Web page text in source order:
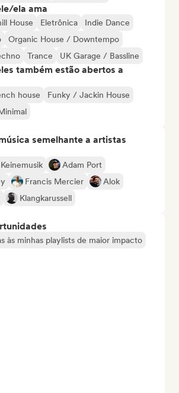
ela ama
House Eletrônica
Indie Dance
Organic House / Downtempo
Trance UK Garage / Bassline
também estão abertos a
house
Funky / Jackin House
semelhante a artistas
Keinemusik
Adam Port
Francis Mercier
Alok
Klangkarussell
às minhas playlists de maior impacto